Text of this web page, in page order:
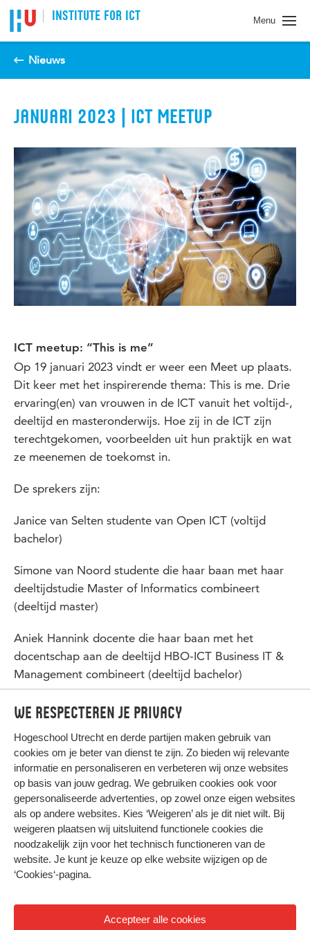
We respecteren je privacy
Hogeschool Utrecht en derde partijen maken gebruik van
cookies om je beter van dienst te zijn. Zo bieden wij relevante
informatie en personaliseren en verbeteren wij onze websites
op basis van jouw gedrag. We gebruiken cookies ook voor
gepersonaliseerde advertenties, op zowel onze eigen websites
als op andere websites. Kies ‘Weigeren’ als je dit niet wilt. Bij
weigeren plaatsen wij uitsluitend functionele cookies die
noodzakelijk zijn voor het technisch functioneren van de
website. Je kunt je keuze op elke website wijzigen op de
‘Cookies‘-pagina.
Accepteer alle cookies
Spring naar pagina inhoud
INSTITUTE FOR ICT Menu
Nieuws
JANUARI 2023 | ICT MEETUP
ICT meetup: “This is me”
Op 19 januari 2023 vindt er weer een Meet up plaats.
Dit keer met het inspirerende thema: This is me. Drie
ervaring(en) van vrouwen in de ICT vanuit het voltijd-,
deeltijd en masteronderwijs. Hoe zij in de ICT zijn
terechtgekomen, voorbeelden uit hun praktijk en wat
ze meenemen de toekomst in.
De sprekers zijn:
Janice van Selten studente van Open ICT (voltijd
bachelor)
Simone van Noord studente die haar baan met haar
deeltijdstudie Master of Informatics combineert
(deeltijd master)
Aniek Hannink docente die haar baan met het
docentschap aan de deeltijd HBO-ICT Business IT &
Management combineert (deeltijd bachelor)
Aanmelden kan via de website
HIER KOMT ALLES SAMEN
Privacy
Cookies